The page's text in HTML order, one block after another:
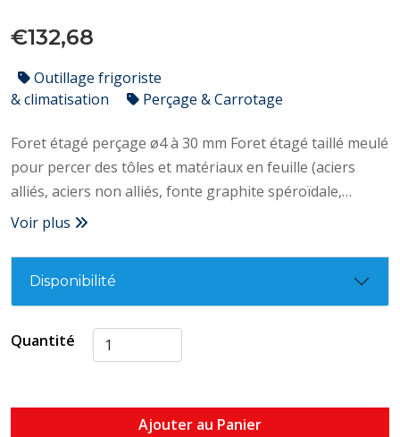
€132,68
Outillage frigoriste
& climatisation
Perçage & Carrotage
Foret étagé perçage ø4 à 30 mm Foret étagé taillé meulé
pour percer des tôles et matériaux en feuille (aciers
alliés, aciers non alliés, fonte graphite spéroïdale,
composite). Avec goujure droite pour un réaffutage
précision. • Foret taillé meulé HSS • Angle de point à 118°
• Goujure droite • Réaffutage facilité grâce à sa goujure
droite
Voir plus
Disponibilité
Quantité
Ajouter au Panier